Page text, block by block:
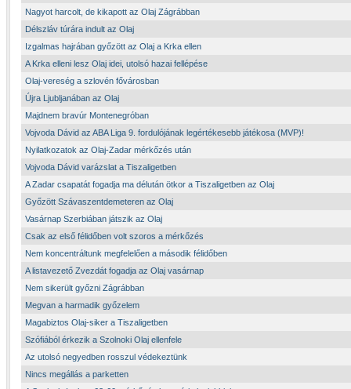
Nagyot harcolt, de kikapott az Olaj Zágrábban
Délszláv túrára indult az Olaj
Izgalmas hajrában győzött az Olaj a Krka ellen
A Krka elleni lesz Olaj idei, utolsó hazai fellépése
Olaj-vereség a szlovén fővárosban
Újra Ljubljanában az Olaj
Majdnem bravúr Montenegróban
Vojvoda Dávid az ABA Liga 9. fordulójának legértékesebb játékosa (MVP)!
Nyilatkozatok az Olaj-Zadar mérkőzés után
Vojvoda Dávid varázslat a Tiszaligetben
A Zadar csapatát fogadja ma délután ötkor a Tiszaligetben az Olaj
Győzött Szávaszentdemeteren az Olaj
Vasárnap Szerbiában játszik az Olaj
Csak az első félidőben volt szoros a mérkőzés
Nem koncentráltunk megfelelően a második félidőben
A listavezető Zvezdát fogadja az Olaj vasárnap
Nem sikerült győzni Zágrábban
Megvan a harmadik győzelem
Magabiztos Olaj-siker a Tiszaligetben
Szófiából érkezik a Szolnoki Olaj ellenfele
Az utolsó negyedben rosszul védekeztünk
Nincs megállás a parketten